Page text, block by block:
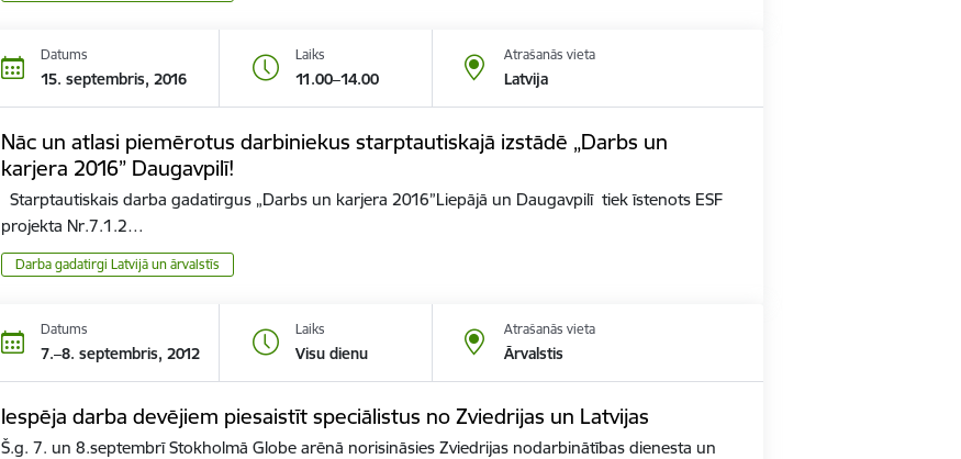
Datums
15. septembris, 2016
Laiks
11.00–14.00
Atrašanās vieta
Latvija
Nāc un atlasi piemērotus darbiniekus starptautiskajā izstādē „Darbs un
karjera 2016” Daugavpilī!
Starptautiskais darba gadatirgus „Darbs un karjera 2016”Liepājā un Daugavpilī tiek īstenots ESF
projekta Nr.7.1.2…
Darba gadatirgi Latvijā un ārvalstīs
Datums
7.–8. septembris, 2012
Laiks
Visu dienu
Atrašanās vieta
Ārvalstis
Iespēja darba devējiem piesaistīt speciālistus no Zviedrijas un Latvijas
Š.g. 7. un 8.septembrī Stokholmā Globe arēnā norisināsies Zviedrijas nodarbinātības dienesta un